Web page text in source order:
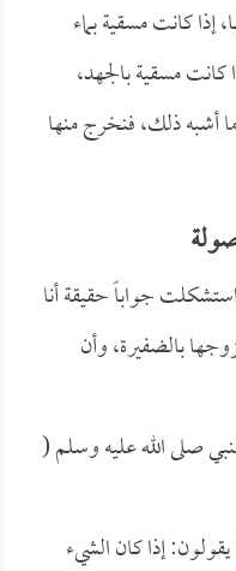
كانت مسقية بماء
كانت مسقية بالجهد،
أشبه ذلك، فنخرج منها
جواباً حقيقة أنا
بالضفيرة، وأن
صلى الله عليه وسلم (
إذا كان الشيء